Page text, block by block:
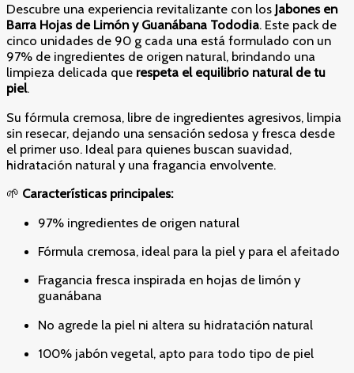
Descubre una experiencia revitalizante con los Jabones en
Barra Hojas de Limón y Guanábana Tododia. Este pack de
cinco unidades de 90 g cada una está formulado con un
97% de ingredientes de origen natural, brindando una
limpieza delicada que respeta el equilibrio natural de tu
piel.
Su fórmula cremosa, libre de ingredientes agresivos, limpia
sin resecar, dejando una sensación sedosa y fresca desde
el primer uso. Ideal para quienes buscan suavidad,
hidratación natural y una fragancia envolvente.
🌱 Características principales:
97% ingredientes de origen natural
Fórmula cremosa, ideal para la piel y para el afeitado
Fragancia fresca inspirada en hojas de limón y
guanábana
No agrede la piel ni altera su hidratación natural
100% jabón vegetal, apto para todo tipo de piel